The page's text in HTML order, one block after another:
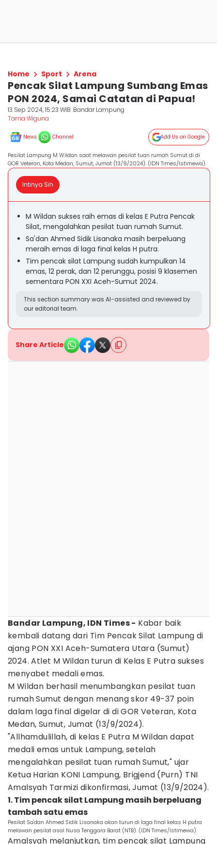
Home Sport Arena
Pencak Silat Lampung Sumbang Emas
PON 2024, Samai Catatan di Papua!
13 Sep 2024, 15:23 WIB Bandar Lampung
Tama Wiguna
News Channel Add Us on Google
Pesilat Lampung M Wildan saat melawan pesilat tuan rumah Sumut di di
GOR Veteran, Kota Medan, Sumut, Jumat (13/9/2024). (IDN Times/Istimewa).
Intinya Sih
M Wildan sukses raih emas di kelas E Putra Pencak
Silat, mengalahkan pesilat tuan rumah Sumut.
Sa'dan Ahmed Sidik Lisanaka masih berpeluang
meraih emas di laga final kelas H putra.
Tim pencak silat Lampung sudah kumpulkan 14
emas, 12 perak, dan 12 perunggu, posisi 9 klasemen
sementara PON XXI Aceh-Sumut 2024.
This section summary was AI-assisted and reviewed by
our editorial team.
Share Article
Bandar Lampung, IDN Times - Kabar baik
kembali datang dari Tim Pencak Silat Lampung di
ajang PON XXI Aceh-Sumatera Utara (Sumut)
2024. Atlet M Wildan turun di Kelas E Putra sukses
menyabet medali emas.
M Wildan berhasil menumbangkan pesilat tuan
rumah Sumut dengan menang skor 49-37 poin
dalam laga final digelar di di GOR Veteran, Kota
Medan, Sumut, Jumat (13/9/2024).
"Allhamdulillah, di kelas E Putra M Wildan dapat
medali emas untuk Lampung, setelah
mengalahkan pesilat tuan rumah Sumut," ujar
Ketua Harian KONI Lampung, Brigjend (Purn) TNI
Amalsyah Tarmizi dikonfirmasi, Jumat (13/9/2024).
1. Tim pencak silat Lampung masih berpeluang
tambah satu emas
Pesilat Sa'dan Ahmed Sidik Lisanaka akan turun di laga final kelas H putra
melawan pesilat asal Nusa Tenggara Barat (NTB). (IDN Times/Istimewa).
Amalsyah melanjutkan, tim pencak silat Lampung